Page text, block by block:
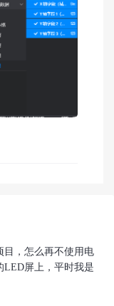
目，怎么再不使用电
LED屏上，平时我是